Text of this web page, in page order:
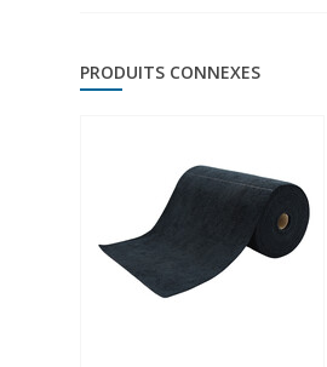
PRODUITS CONNEXES